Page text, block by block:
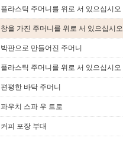
플라스틱 주머니를 위로 서 있으십시오
창을 가진 주머니를 위로 서 있으십시오
박판으로 만들어진 주머니
플라스틱 주머니를 위로 서 있으십시오
편평한 바닥 주머니
파우치 스파 우 트로
커피 포장 부대